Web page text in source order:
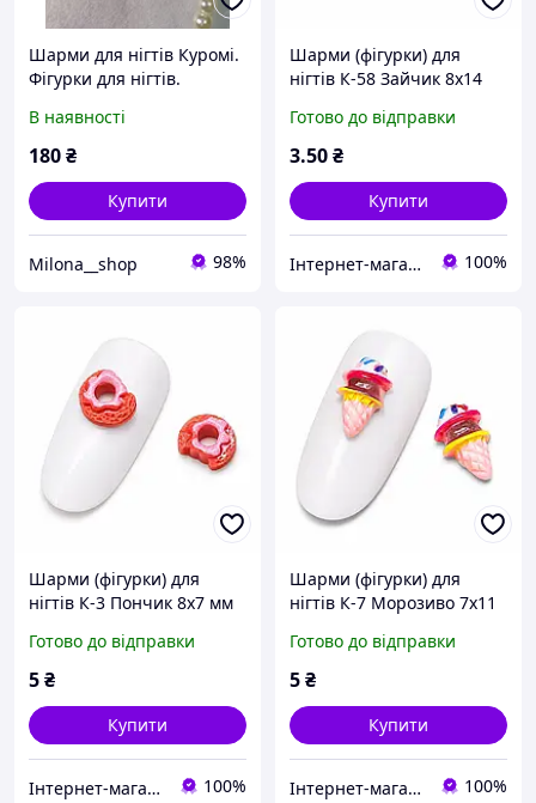
Шарми для нігтів Куромі.
Фігурки для нігтів.
В наявності
180₴
Купити
Milona__shop 98%
Шарми (фігурки) для
нігтів К-58 Зайчик 8х14
Готово до відправки
3.50₴
Купити
Інтернет-магазин ZakharenkoStudio 100%
Шарми (фігурки) для
нігтів К-3 Пончик 8х7 мм
Готово до відправки
5₴
Купити
Інтернет-магазин ZakharenkoStudio 100%
Шарми (фігурки) для
нігтів К-7 Морозиво 7х11
Готово до відправки
5₴
Купити
Інтернет-магазин ZakharenkoStudio 100%